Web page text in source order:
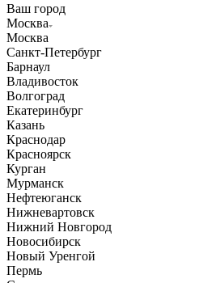
Ваш город
Москва
Москва
Санкт-Петербург
Барнаул
Владивосток
Волгоград
Екатеринбург
Казань
Краснодар
Красноярск
Курган
Мурманск
Нефтеюганск
Нижневартовск
Нижний Новгород
Новосибирск
Новый Уренгой
Пермь